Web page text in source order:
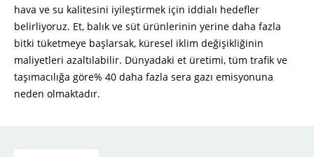
hava ve su kalitesini iyileştirmek için iddialı hedefler
belirliyoruz. Et, balık ve süt ürünlerinin yerine daha fazla
bitki tüketmeye başlarsak, küresel iklim değişikliğinin
maliyetleri azaltılabilir. Dünyadaki et üretimi, tüm trafik ve
taşımacılığa göre% 40 daha fazla sera gazı emisyonuna
neden olmaktadır.